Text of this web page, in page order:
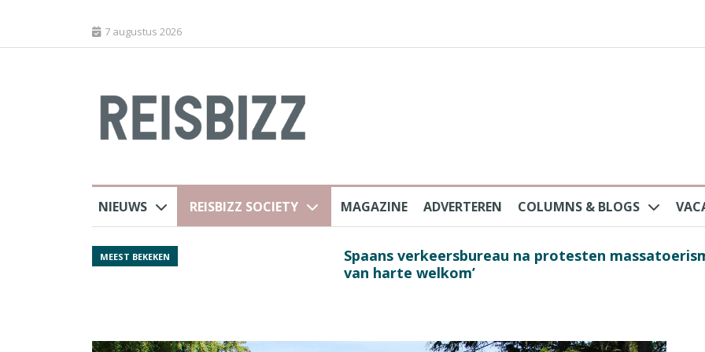
7 augustus 2026
NIEUWS REISBIZZ SOCIETY MAGAZINE ADVERTEREN COLUMNS & BLOGS
MEEST BEKEKEN
Spaans verkeersbureau na protesten massatoerisme: ‘Nederlandse